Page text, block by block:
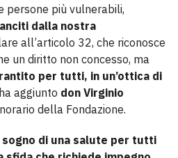
persone più vulnerabili,
dalla nostra
all’articolo 32, che riconosce
un diritto non concesso, ma
per tutti, in un’ottica di
aggiunto don Virginio
della Fondazione.
di una salute per tutti